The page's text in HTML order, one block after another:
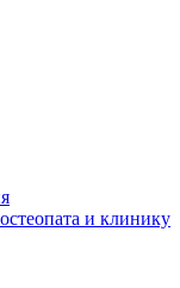
и клинику